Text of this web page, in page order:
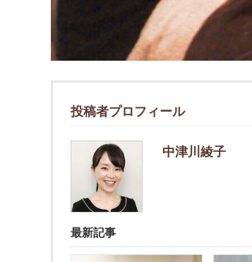
投稿者プロフィール
中津川綾子
最新記事